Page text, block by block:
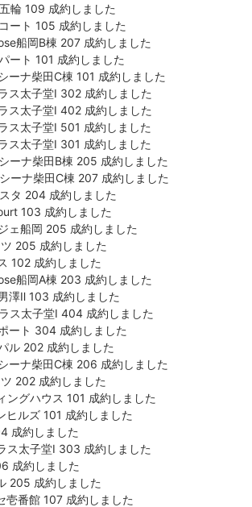
輪 109 成約しました
ート 105 成約しました
船岡B棟 207 成約しました
ート 101 成約しました
ーナ柴田C棟 101 成約しました
太子堂Ⅰ 302 成約しました
太子堂Ⅰ 402 成約しました
太子堂Ⅰ 501 成約しました
太子堂Ⅰ 301 成約しました
ーナ柴田B棟 205 成約しました
ーナ柴田C棟 207 成約しました
タ 204 成約しました
103 成約しました
ェ船岡 205 成約しました
205 成約しました
102 成約しました
船岡A棟 203 成約しました
澤Ⅱ 103 成約しました
ス太子堂Ⅰ 404 成約しました
ート 304 成約しました
ル 202 成約しました
ーナ柴田C棟 206 成約しました
202 成約しました
グハウス 101 成約しました
ルズ 101 成約しました
成約しました
太子堂Ⅰ 303 成約しました
成約しました
205 成約しました
番館 107 成約しました